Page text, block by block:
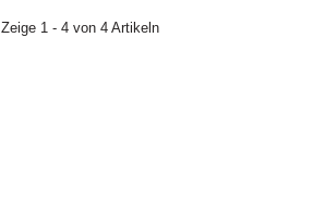
Zeige 1 - 4 von 4 Artikeln